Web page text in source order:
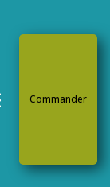
Commander